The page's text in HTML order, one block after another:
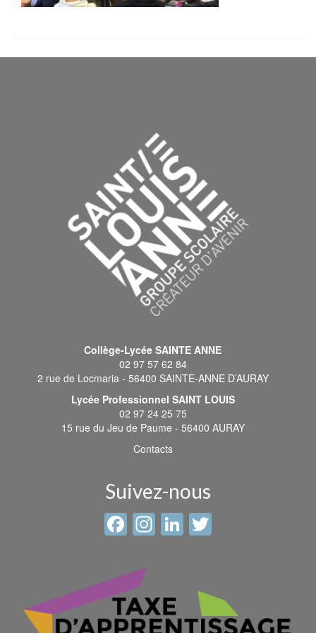
Collège-Lycée SAINTE ANNE
02 97 57 62 84
2 rue de Locmaria - 56400 SAINTE-ANNE D’AURAY
Lycée Professionnel SAINT LOUIS
02 97 24 25 75
15 rue du Jeu de Paume - 56400 AURAY
Contacts
Suivez-nous
Facebook
Instagram
LinkedIn